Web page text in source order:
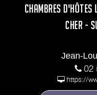
CHAMBRES
CHER -
Jean-
02
https://